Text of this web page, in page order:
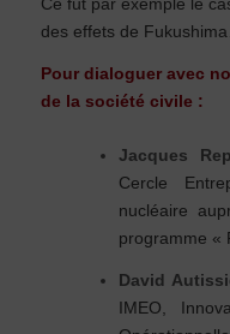
des effets de
Pour dialoguer avec
de la société civile :
Jacques
Cercle
nucléaire
programme «
David
IMEO,